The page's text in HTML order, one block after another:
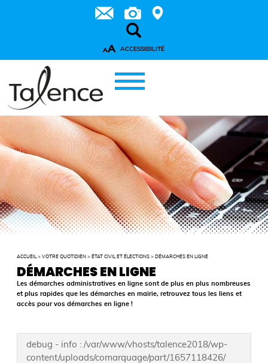
AA ACCESSIBILITÉ
ACCUEIL >VOTRE QUOTIDIEN > ÉTAT CIVIL ET ÉLECTIONS > DÉMARCHES EN LIGNE
DÉMARCHES EN LIGNE
Les démarches administratives en ligne sont de plus en plus nombreuses
et plus rapides que les démarches en mairie, retrouvez tous les liens et
accès pour vos démarches en ligne !
debug - info : /var/www/vhosts/talence2018/wp-
content/uploads/comarquage/part/1657118426/